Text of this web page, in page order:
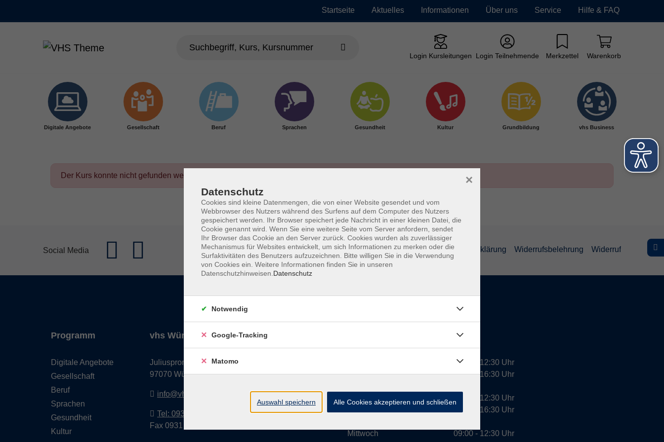
Startseite Aktuelles Informationen Über uns Service Hilfe & FAQ
Login Kursleitungen Login Teilnehmende Merkzettel Warenkorb
Digitale Angebote Gesellschaft Beruf Sprachen Gesundheit Kultur Grundbildung vhs Business
Der Kurs konnte nicht gefunden werden.
Social Media Impressum AGBs Datenschutzerklärung Barrierefreiheitserklärung Widerrufsbelehrung Widerruf
Programm
Digitale Angebote
Gesellschaft
Beruf
Sprachen
Gesundheit
Kultur
vhs Würzburg & Umgebung e. V.
Juliuspromenade 68
97070 Würzburg
info@vhs-wuerzburg.de
Tel: 0931 35593 0
Fax 0931 35593-20
Dienstag
Mittwoch
09:00 - 12:30 Uhr
13:00 - 16:30 Uhr
10:00 - 12:30 Uhr
13:00 - 16:30 Uhr
09:00 - 12:30 Uhr
Datenschutz
Cookies sind kleine Datenmengen, die von einer Website gesendet und vom
Webbrowser des Nutzers während des Surfens auf dem Computer des Nutzers
gespeichert werden. Ihr Browser speichert jede Nachricht in einer kleinen Datei, die
Cookie genannt wird. Wenn Sie eine weitere Seite vom Server anfordern, sendet
Ihr Browser das Cookie an den Server zurück. Cookies wurden als zuverlässiger
Mechanismus für Websites entwickelt, um sich Informationen zu merken oder die
Surfaktivitäten des Benutzers aufzuzeichnen. Bitte willigen Sie in die Verwendung
von Cookies ein. Weitere Informationen finden Sie in unseren
Datenschutzhinweisen. Datenschutz
×
Notwendig
Google-Tracking
Matomo
Auswahl speichern Alle Cookies akzeptieren und schließen